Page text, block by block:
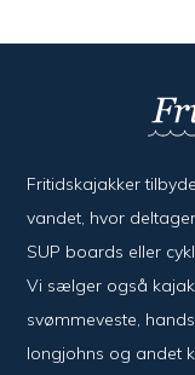
Fritidskajakker
vandet, hvor
SUP boards eller
Vi sælger også
svømme­veste,
long­johns og andet